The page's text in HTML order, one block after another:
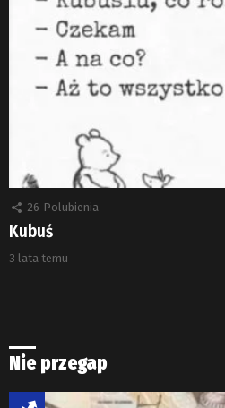
26 Polubienia
Kubuś
3 lata temu
Nie przegap